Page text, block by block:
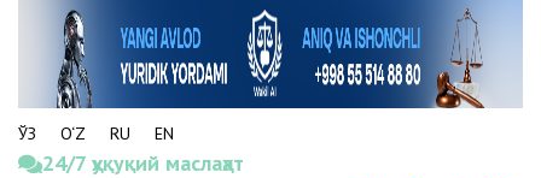
ЎЗ O‘Z RU EN
24/7 ҳуқуқий маслаҳат